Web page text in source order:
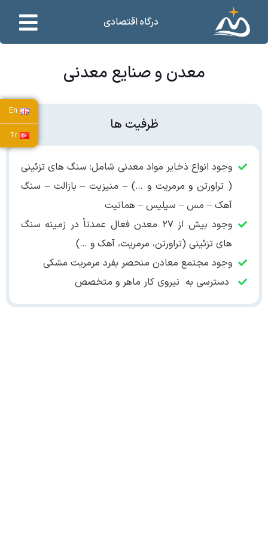
درگاه اقتصادی
En
Tr
معدن و صنایع معدنی
ظرفیت ها
وجود انواع ذخایر مواد معدنی شامل: سنگ های تزئینی
( تراورتن و مرمریت و …) – منیزیت – بازالت – سنگ
آهک – مس – سیلیس – هماتیت
وجود بیش از ۲۷ معدن فعال عمدتاً در زمینه سنگ
های تزئینی (تراورتن، مرمریت، آهک و …)
وجود مجتمع معادن منحصر بفرد مرمریت مشکی
دسترسی به نیروی کار ماهر و متخصص